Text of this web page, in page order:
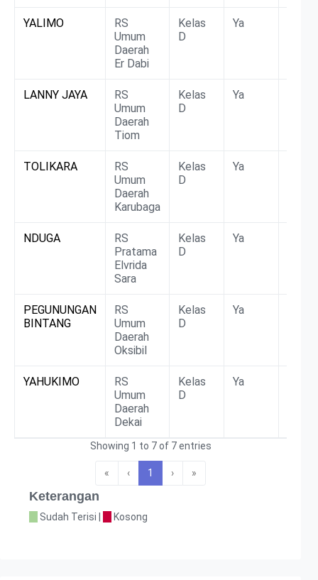
YALIMO
RS
Umum
Daerah
Er Dabi
Kelas
D
Ya
LANNY JAYA
RS
Umum
Daerah
Tiom
Kelas
D
Ya
TOLIKARA
RS
Umum
Daerah
Karubaga
Kelas
D
Ya
NDUGA
RS
Pratama
Elvrida
Sara
Kelas
D
Ya
PEGUNUNGAN
BINTANG
RS
Umum
Daerah
Oksibil
Kelas
D
Ya
YAHUKIMO
RS
Umum
Daerah
Dekai
Kelas
D
Ya
Showing 1 to 7 of 7 entries
« ‹ 1 › »
Keterangan
Sudah Terisi | Kosong